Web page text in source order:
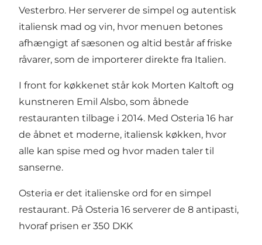
Vesterbro. Her serverer de simpel og autentisk
italiensk mad og vin, hvor menuen betones
afhængigt af sæsonen og altid består af friske
råvarer, som de importerer direkte fra Italien.
I front for køkkenet står kok Morten Kaltoft og
kunstneren Emil Alsbo, som åbnede
restauranten tilbage i 2014. Med Osteria 16 har
de åbnet et moderne, italiensk køkken, hvor
alle kan spise med og hvor maden taler til
sanserne.
Osteria er det italienske ord for en simpel
restaurant. På Osteria 16 serverer de 8 antipasti,
hvoraf prisen er 350 DKK